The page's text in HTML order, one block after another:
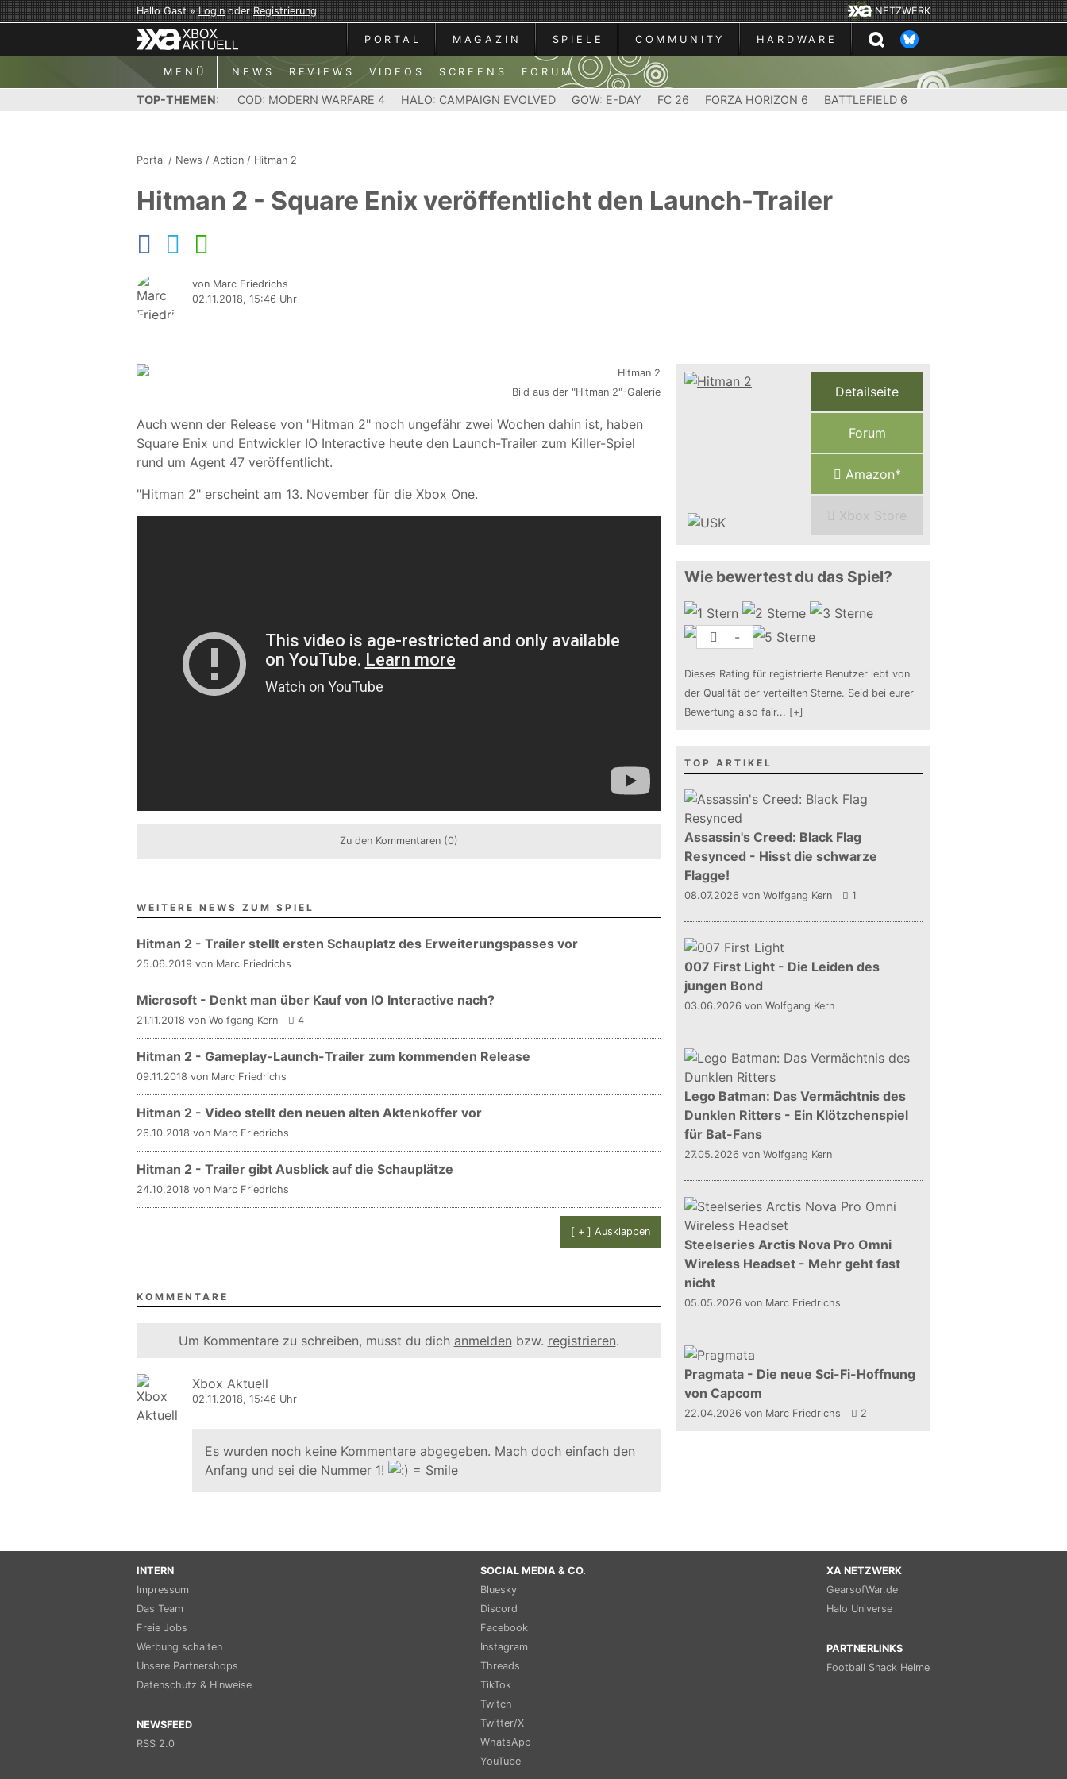
Hallo Gast »LoginoderRegistrierung NETZWERK
PORTAL MAGAZIN SPIELE COMMUNITY HARDWARE
MENÜ NEWS REVIEWS VIDEOS SCREENS FORUM
TOP-THEMEN: COD: MODERN WARFARE 4 HALO: CAMPAIGN EVOLVED GOW: E-DAY FC 26 FORZA HORIZON 6 BATTLEFIELD 6
Portal / News / Action / Hitman 2
Hitman 2 - Square Enix veröffentlicht den Launch-Trailer
von Marc Friedrichs
02.11.2018, 15:46 Uhr
Bild aus der "Hitman 2"-Galerie
Auch wenn der Release von "Hitman 2" noch ungefähr zwei Wochen dahin ist, haben
Square Enix und Entwickler IO Interactive heute den Launch-Trailer zum Killer-Spiel
rund um Agent 47 veröffentlicht.
"Hitman 2" erscheint am 13. November für die Xbox One.
Zu den Kommentaren (0)
WEITERE NEWS ZUM SPIEL
Hitman 2 - Trailer stellt ersten Schauplatz des Erweiterungspasses vor
25.06.2019 von Marc Friedrichs
Microsoft - Denkt man über Kauf von IO Interactive nach?
21.11.2018 von Wolfgang Kern 4
Hitman 2 - Gameplay-Launch-Trailer zum kommenden Release
09.11.2018 von Marc Friedrichs
Hitman 2 - Video stellt den neuen alten Aktenkoffer vor
26.10.2018 von Marc Friedrichs
Hitman 2 - Trailer gibt Ausblick auf die Schauplätze
24.10.2018 von Marc Friedrichs
[ + ] Ausklappen
KOMMENTARE
Um Kommentare zu schreiben, musst du dich anmelden bzw. registrieren.
Xbox Aktuell
02.11.2018, 15:46 Uhr
Es wurden noch keine Kommentare abgegeben. Mach doch einfach den
Anfang und sei die Nummer 1!
Detailseite
Forum
Amazon*
Xbox Store
Wie bewertest du das Spiel?
-
Dieses Rating für registrierte Benutzer lebt von
der Qualität der verteilten Sterne. Seid bei eurer
Bewertung also fair... [+]
TOP ARTIKEL
Assassin's Creed: Black Flag
Resynced - Hisst die schwarze
Flagge!
08.07.2026 von Wolfgang Kern 1
007 First Light - Die Leiden des
jungen Bond
03.06.2026 von Wolfgang Kern
Lego Batman: Das Vermächtnis des
Dunklen Ritters - Ein Klötzchenspiel
für Bat-Fans
27.05.2026 von Wolfgang Kern
Steelseries Arctis Nova Pro Omni
Wireless Headset - Mehr geht fast
nicht
05.05.2026 von Marc Friedrichs
Pragmata - Die neue Sci-Fi-Hoffnung
von Capcom
22.04.2026 von Marc Friedrichs 2
INTERN
Impressum
Das Team
Freie Jobs
Werbung schalten
Unsere Partnershops
Datenschutz & Hinweise
NEWSFEED
RSS 2.0
SOCIAL MEDIA & CO.
Bluesky
Discord
Facebook
Instagram
Threads
TikTok
Twitch
Twitter/X
WhatsApp
YouTube
XA NETZWERK
GearsofWar.de
Halo Universe
PARTNERLINKS
Football Snack Helme